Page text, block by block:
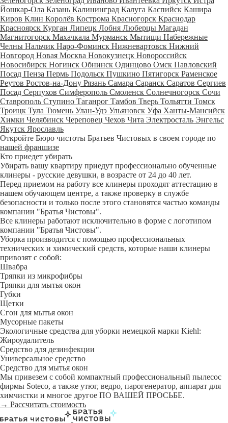
Йошкар-Ола Казань Калининград Калуга Каспийск Кашира
Киров Клин Королёв Кострома Красногорск Краснодар
Красноярск Курган Липецк Лобня Люберцы Магадан
Магнитогорск Махачкала Мурманск Мытищи Набережные
Челны Нальчик Наро-Фоминск Нижневартовск Нижний
Новгород Новая Москва Новокузнецк Новороссийск
Новосибирск Ногинск Обнинск Одинцово Омск Павловский
Посад Пенза Пермь Подольск Пушкино Пятигорск Раменское
Реутов Ростов-на-Дону Рязань Самара Саранск Саратов Сергиев
Посад Серпухов Симферополь Смоленск Солнечногорск Сочи
Ставрополь Ступино Таганрог Тамбов Тверь Тольятти Томск
Троицк Тула Тюмень Улан-Удэ Ульяновск Уфа Ханты-Мансийск
Химки Челябинск Череповец Чехов Чита Электросталь Энгельс
Якутск Ярославль
Откройте Бюро чистоты Братьев Чистовых в своем городе по
нашей франшизе
Кто приедет убирать
Убирать вашу квартиру приедут профессионально обученные
клинеры - русские девушки, в возрасте от 24 до 40 лет.
Перед приемом на работу все клинеры проходят аттестацию в
нашем обучающем центре, а также проверку в службе
безопасности и только после этого становятся частью команды
компании "Братья Чистовы".
Все клинеры работают исключительно в форме с логотипом
компании "Братья Чистовы".
Уборка производится с помощью профессиональных
технических и химический средств, которые наши клинеры
привозят с собой:
Швабра
Тряпки из микрофибры
Тряпки для мытья окон
Губки
Щетки
Сгон для мытья окон
Мусорные пакеты
Экологичные средства для уборки немецкой марки Kiehl:
Жироудалитель
Средство для дезинфекции
Универсальное средство
Средство для мытья окон
Мы привезем с собой компактный профессиональный пылесос
фирмы Soteco, а также утюг, ведро, парогенератор, аппарат для
химчистки и многое другое ПО ВАШЕЙ ПРОСЬБЕ.
→ Рассчитать стоимость